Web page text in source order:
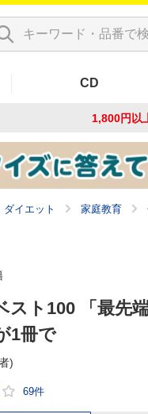
CD
1,800円以
イエット 家庭教育
スト100 「最先
1冊で
)
69件